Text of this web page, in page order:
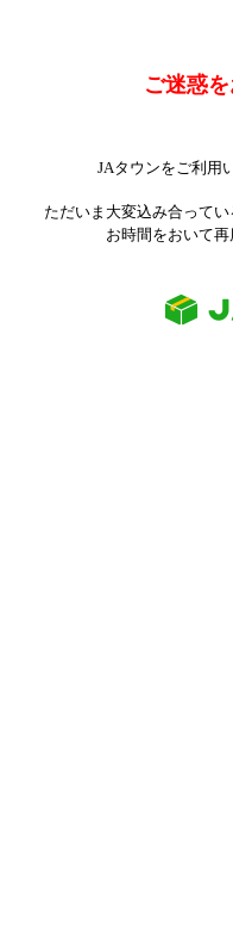
ご迷惑
JAタウンをご利用
ただいま大変込み合って
お時間をおいて